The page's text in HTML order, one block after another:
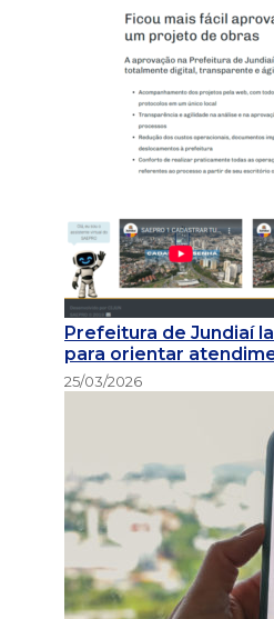
Prefeitura de Jundiaí
para orientar
25/03/2026